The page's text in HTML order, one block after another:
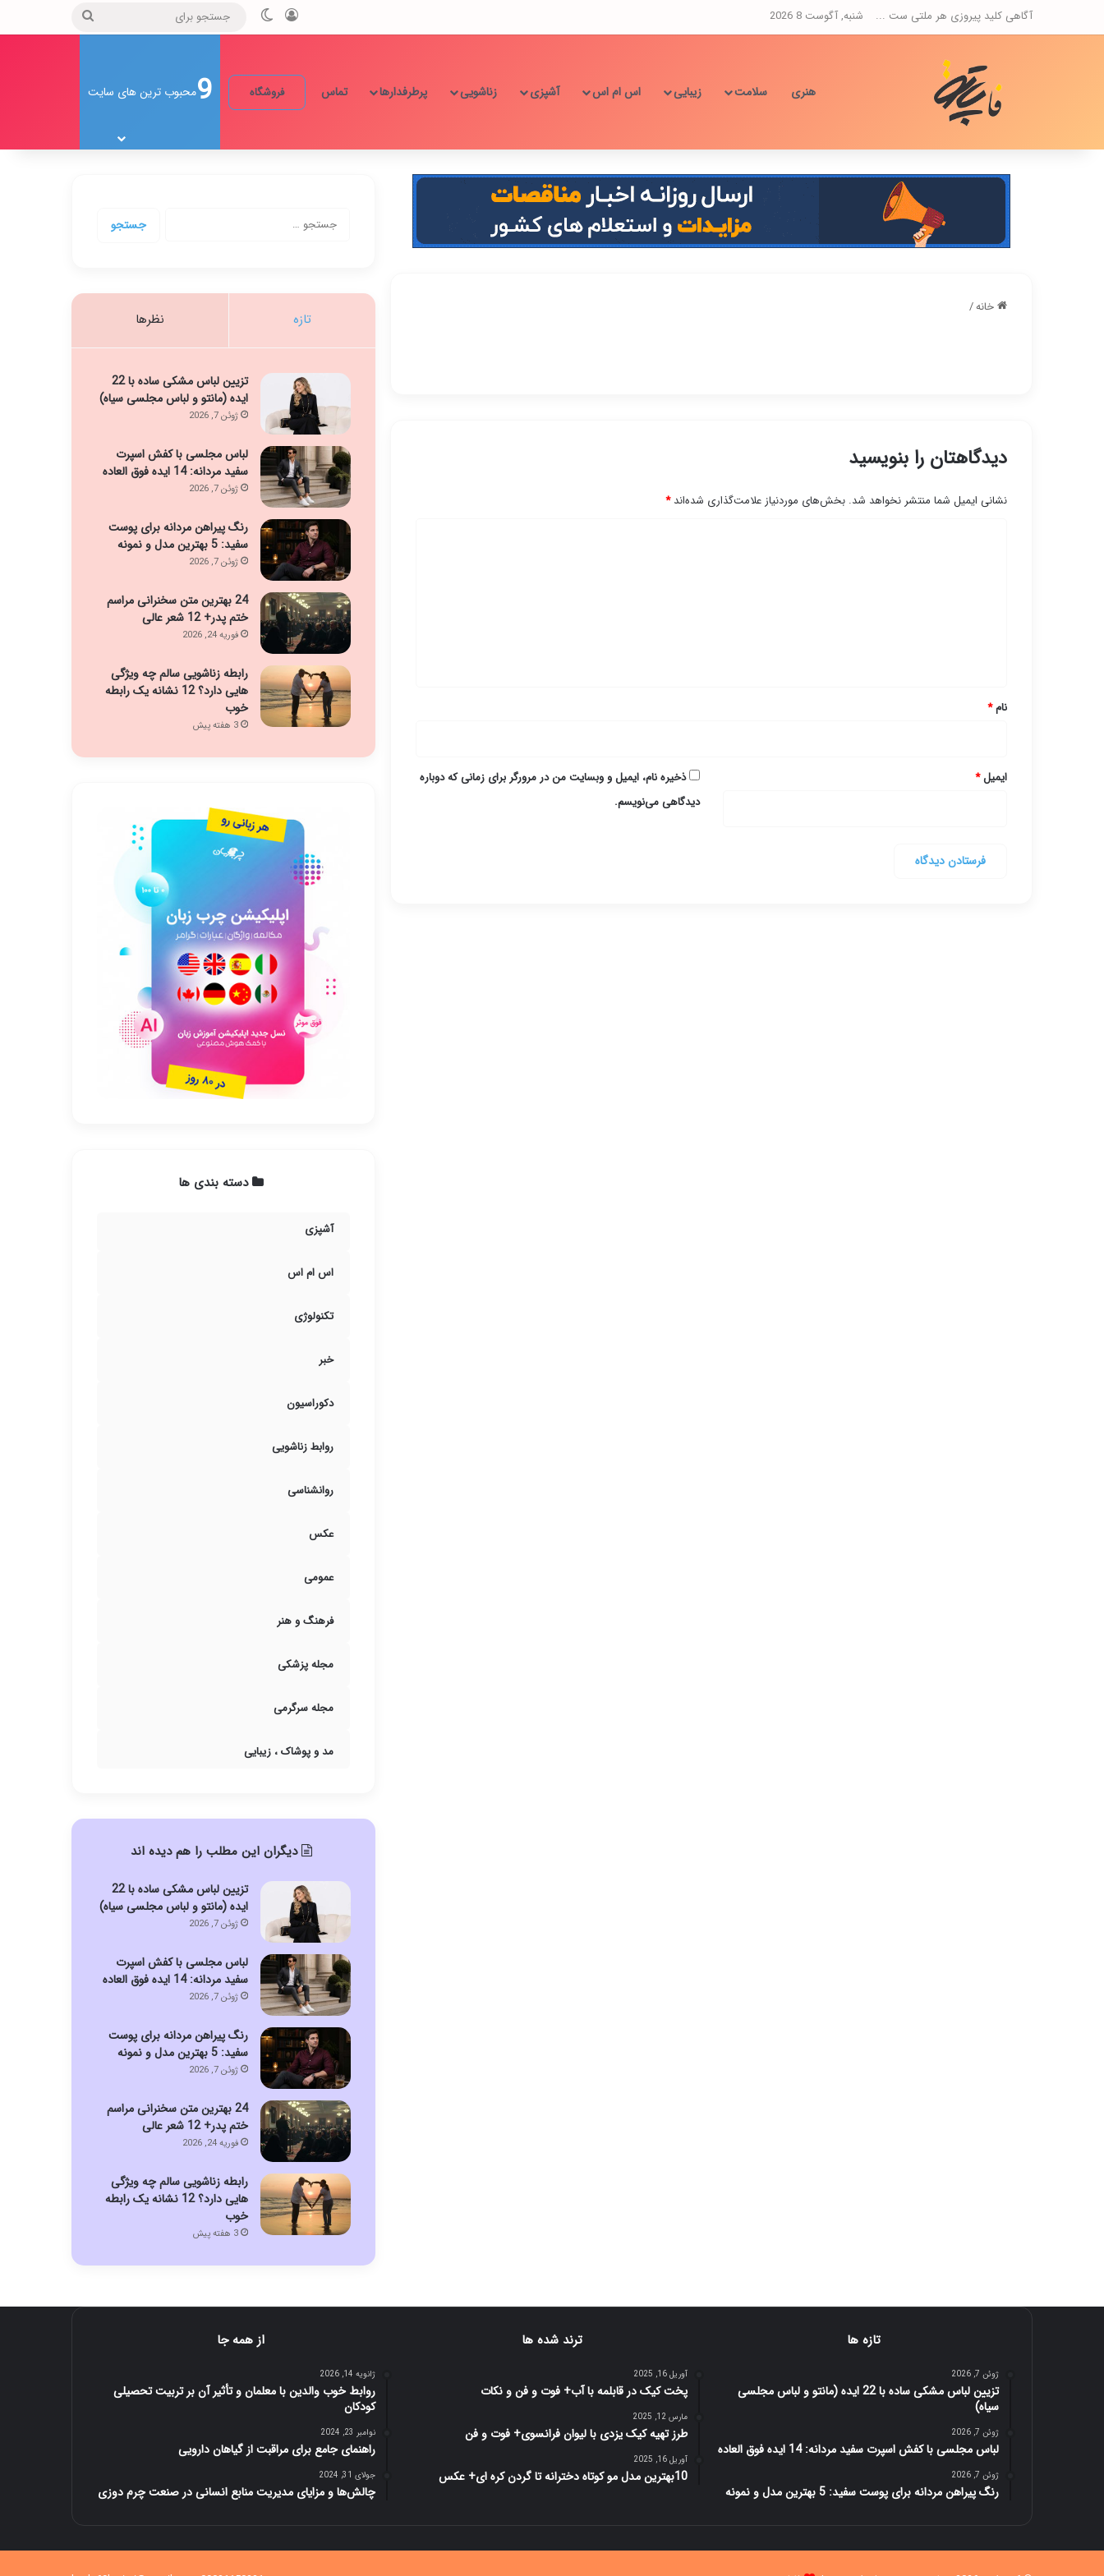
آگاهی کلید پیروزی هر ملتی ست ... شنبه, آگوست 8 2026 ورود تغییر پوسته
جستجو
هنری سلامت زیبایی اس ام اس آشپزی زناشویی پرطرفدارها تماس فروشگاه 9محبوب ترین های سایت
خانه/
دیدگاهتان را بنویسید
نشانی ایمیل شما منتشر نخواهد شد. بخش‌های موردنیاز علامت‌گذاری شده‌اند*
نام*
ایمیل*
ذخیره نام، ایمیل و وبسایت من در مرورگر برای زمانی که دوباره
دیدگاهی می‌نویسم.
تازه نظرها
تزیین لباس مشکی ساده با 22
ایده (مانتو و لباس مجلسی سیاه)
ژوئن 7, 2026
لباس مجلسی با کفش اسپرت
سفید مردانه: 14 ایده فوق العاده
ژوئن 7, 2026
رنگ پیراهن مردانه برای پوست
سفید: 5 بهترین مدل و نمونه
ژوئن 7, 2026
24 بهترین متن سخنرانی مراسم
ختم پدر+ 12 شعر عالی
فوریه 24, 2026
رابطه زناشویی سالم چه ویژگی
هایی دارد؟ 12 نشانه یک رابطه
خوب
3 هفته پیش
دسته بندی ها
آشپزی
اس ام اس
تکنولوژی
خبر
دکوراسیون
روابط زناشویی
روانشناسی
عکس
عمومی
فرهنگ و هنر
مجله پزشکی
مجله سرگرمی
مد و پوشاک ، زیبایی
دیگران این مطلب را هم دیده اند
تزیین لباس مشکی ساده با 22
ایده (مانتو و لباس مجلسی سیاه)
ژوئن 7, 2026
لباس مجلسی با کفش اسپرت
سفید مردانه: 14 ایده فوق العاده
ژوئن 7, 2026
رنگ پیراهن مردانه برای پوست
سفید: 5 بهترین مدل و نمونه
ژوئن 7, 2026
24 بهترین متن سخنرانی مراسم
ختم پدر+ 12 شعر عالی
فوریه 24, 2026
رابطه زناشویی سالم چه ویژگی
هایی دارد؟ 12 نشانه یک رابطه
خوب
3 هفته پیش
تازه ها
ژوئن 7, 2026
تزیین لباس مشکی ساده با 22 ایده (مانتو و لباس مجلسی
سیاه)
ژوئن 7, 2026
لباس مجلسی با کفش اسپرت سفید مردانه: 14 ایده فوق العاده
ژوئن 7, 2026
رنگ پیراهن مردانه برای پوست سفید: 5 بهترین مدل و نمونه
ترند شده ها
آوریل 16, 2025
پخت کیک در قابلمه با آب+ فوت و فن و نکات
مارس 12, 2025
طرز تهیه کیک یزدی با لیوان فرانسوی+ فوت و فن
آوریل 16, 2025
10بهترین مدل مو کوتاه دخترانه تا گردن کره ای+ عکس
از همه جا
ژانویه 14, 2026
روابط خوب والدین با معلمان و تأثیر آن بر تربیت تحصیلی
کودکان
نوامبر 23, 2024
راهنمای جامع برای مراقبت از گیاهان دارویی
جولای 31, 2024
چالش‌ها و مزایای مدیریت منابع انسانی در صنعت چرم دوزی